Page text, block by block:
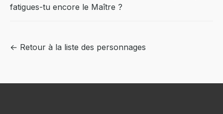
fatigues-tu encore le Maître ?
← Retour à la liste des personnages